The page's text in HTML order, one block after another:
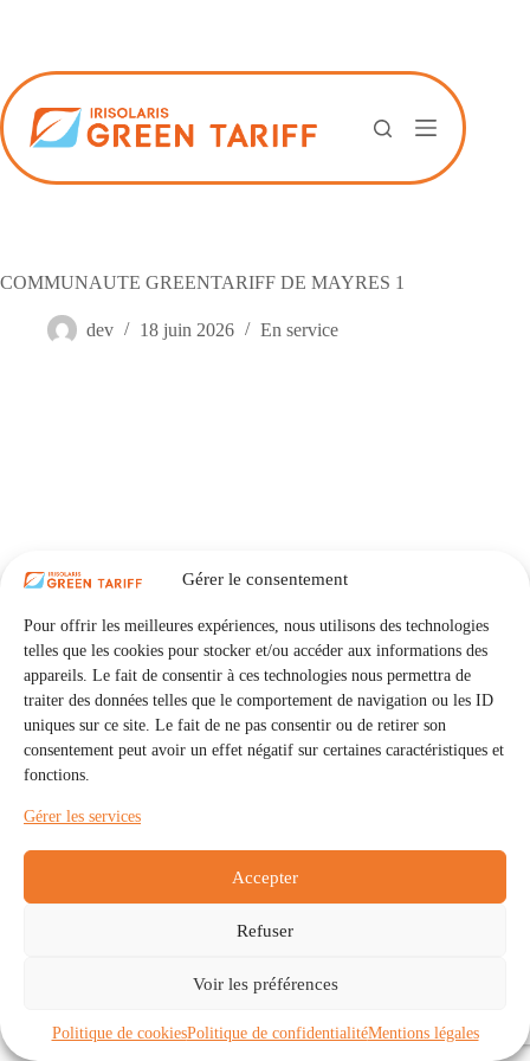
Gérer le consentement
Pour offrir les meilleures expériences, nous utilisons des technologies
telles que les cookies pour stocker et/ou accéder aux informations des
appareils. Le fait de consentir à ces technologies nous permettra de
traiter des données telles que le comportement de navigation ou les ID
uniques sur ce site. Le fait de ne pas consentir ou de retirer son
consentement peut avoir un effet négatif sur certaines caractéristiques et
fonctions.
Gérer les services
Accepter
Refuser
Voir les préférences
Politique de cookiesPolitique de confidentialitéMentions légales
COMMUNAUTE GREENTARIFF DE MAYRES 1
dev 18 juin 2026 En service
Communautés
À propos
Politique de cookies (UE)